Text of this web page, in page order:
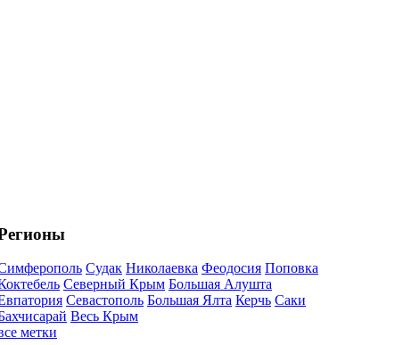
Судак Николаевка Феодосия Поповка
Северный Крым Большая Алушта
Севастополь Большая Ялта Керчь Саки
Весь Крым
метки